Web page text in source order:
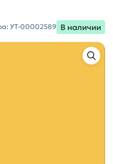
УТ-00002589 В наличии